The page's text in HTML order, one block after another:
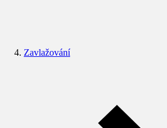
Zavlažování